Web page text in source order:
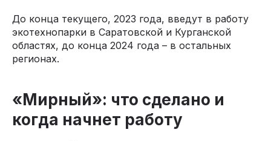
До конца текущего, 2023 года, введут в работу
экотехнопарки в Саратовской и Курганской
областях, до конца 2024 года – в остальных
регионах.
«Мирный»: что сделано и
когда начнет работу